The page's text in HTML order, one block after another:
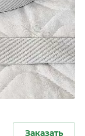
Заказать